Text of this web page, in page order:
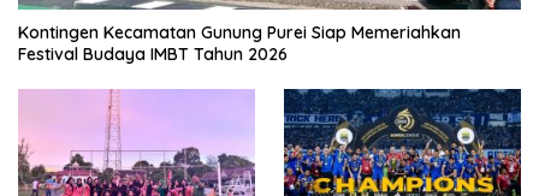
Kontingen Kecamatan Gunung Purei Siap Memeriahkan
Festival Budaya IMBT Tahun 2026